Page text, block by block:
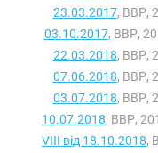
23.03.2017, ВВР,
03.10.2017, ВВР,
22.03.2018, ВВР,
07.06.2018, ВВР,
03.07.2018, ВВР,
10.07.2018, ВВР,
VIII від 18.10.2018,